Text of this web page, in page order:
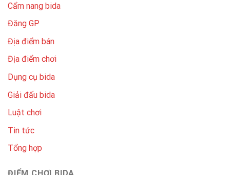
Cẩm nang bida
Đăng GP
Địa điểm bán
Địa điểm chơi
Dụng cụ bida
Giải đấu bida
Luật chơi
Tin tức
Tổng hợp